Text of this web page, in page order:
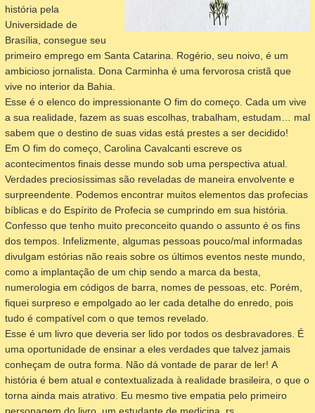
história pela
Universidade de
Brasília, consegue seu
primeiro emprego em Santa Catarina. Rogério, seu noivo, é um
ambicioso jornalista. Dona Carminha é uma fervorosa cristã que
vive no interior da Bahia.
Esse é o elenco do impressionante O fim do começo. Cada um vive
a sua realidade, fazem as suas escolhas, trabalham, estudam… mal
sabem que o destino de suas vidas está prestes a ser decidido!
Em O fim do começo, Carolina Cavalcanti escreve os
acontecimentos finais desse mundo sob uma perspectiva atual.
Verdades preciosíssimas são reveladas de maneira envolvente e
surpreendente. Podemos encontrar muitos elementos das profecias
bíblicas e do Espírito de Profecia se cumprindo em sua história.
Confesso que tenho muito preconceito quando o assunto é os fins
dos tempos. Infelizmente, algumas pessoas pouco/mal informadas
divulgam estórias não reais sobre os últimos eventos neste mundo,
como a implantação de um chip sendo a marca da besta,
numerologia em códigos de barra, nomes de pessoas, etc. Porém,
fiquei surpreso e empolgado ao ler cada detalhe do enredo, pois
tudo é compatível com o que temos revelado.
Esse é um livro que deveria ser lido por todos os desbravadores. É
uma oportunidade de ensinar a eles verdades que talvez jamais
conheçam de outra forma. Não dá vontade de parar de ler! A
história é bem atual e contextualizada à realidade brasileira, o que o
torna ainda mais atrativo. Eu mesmo tive empatia pelo primeiro
personagem do livro, um estudante de medicina, rs.